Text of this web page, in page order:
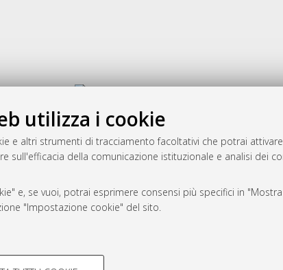
utilizza i cookie
e altri strumenti di tracciamento facoltativi che potrai
della comunicazione istituzionale e analisi dei
e, se vuoi, potrai esprimere consensi più specifici in
"Impostazione cookie" del sito.
COOKIE TECNICI - NECESSARI